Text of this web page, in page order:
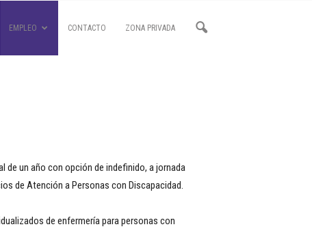
EMPLEO CONTACTO ZONA PRIVADA
de un año con opción de indefinido, a jornada
de Atención a Personas con Discapacidad.
de enfermería para personas con